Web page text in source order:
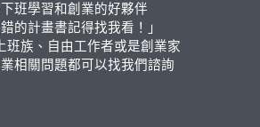
下班學習和創業的好夥伴
的計畫書記得找我看！」
班族、自由工作者或是創業家
相關問題都可以找我們諮詢